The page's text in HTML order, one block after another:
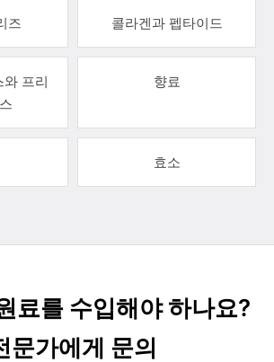
즈 콜라겐과 펩타이드
프리
향료
효소
료를 수입해야 하나요?
문가에게 문의